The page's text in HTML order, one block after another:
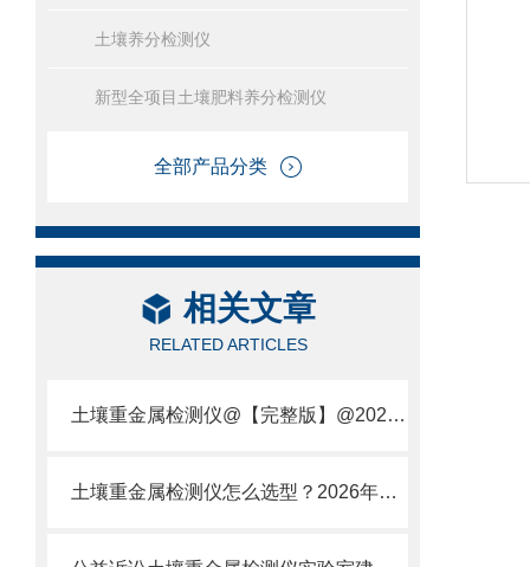
土壤养分检测仪
新型全项目土壤肥料养分检测仪
全部产品分类
相关文章
RELATED ARTICLES
土壤重金属检测仪@【完整版】@2021专业土壤重金属快速检测仪器仪表
土壤重金属检测仪怎么选型？2026年主流厂家推荐